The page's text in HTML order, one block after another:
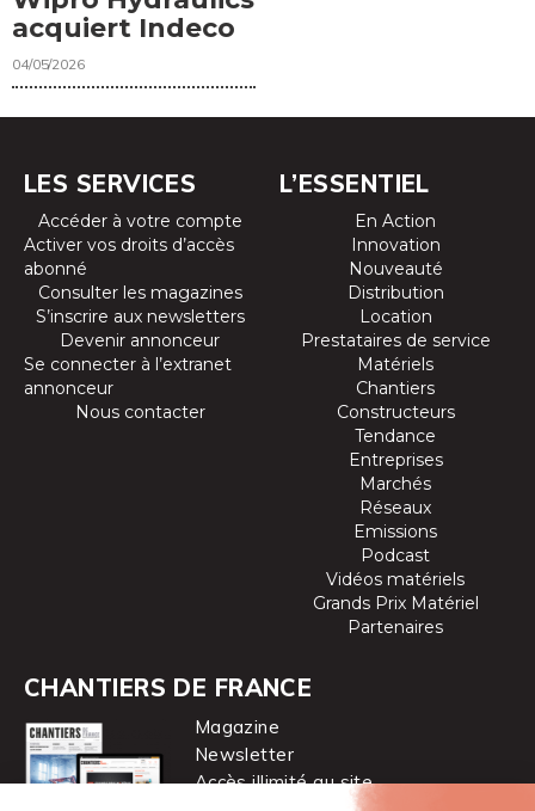
acquiert Indeco
04/05/2026
LES SERVICES
Accéder à votre compte
Activer vos droits d’accès
abonné
Consulter les magazines
S’inscrire aux newsletters
Devenir annonceur
Se connecter à l’extranet
annonceur
Nous contacter
L’ESSENTIEL
En Action
Innovation
Nouveauté
Distribution
Location
Prestataires de service
Matériels
Chantiers
Constructeurs
Tendance
Entreprises
Marchés
Réseaux
Emissions
Podcast
Vidéos matériels
Grands Prix Matériel
Partenaires
CHANTIERS DE FRANCE
Magazine
Newsletter
Accès illimité au site